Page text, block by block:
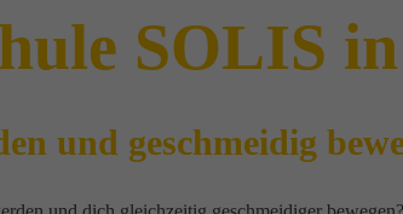
SOLIS
und geschmeidig